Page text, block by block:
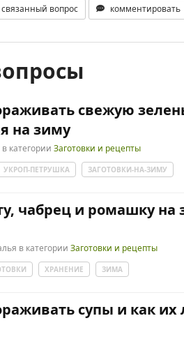
связанный вопрос комментировать
свежую
на зиму
в категории Заготовки и рецепты
УКРОП-ПЕТРУШКА ЗАГОТОВКИ-НА-ЗИМУ
чабрец и ромашку на
в категории Заготовки и рецепты
ХРАНЕНИЕ ЗИМА
супы и как их